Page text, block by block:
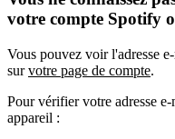
votre compte Spotify
Vous pouvez voir l'adresse
survotre page de compte.
Pour vérifier votre adresse
appareil :